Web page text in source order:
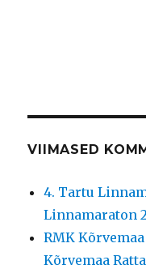
VIIMASED
4. Tartu
Linnamaraton
RMK
Kõrvemaa